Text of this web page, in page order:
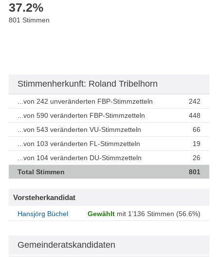
37.2%
801 Stimmen
Stimmenherkunft: Roland Tribelhorn
...von 242 unveränderten FBP-Stimmzetteln
242
...von 590 veränderten FBP-Stimmzetteln
448
...von 543 veränderten VU-Stimmzetteln
66
...von 103 veränderten FL-Stimmzetteln
19
...von 104 veränderten DU-Stimmzetteln
26
Total Stimmen
801
Vorsteherkandidat
Hansjörg Büchel Gewählt mit 1’136 Stimmen (56.6%)
Gemeinderatskandidaten